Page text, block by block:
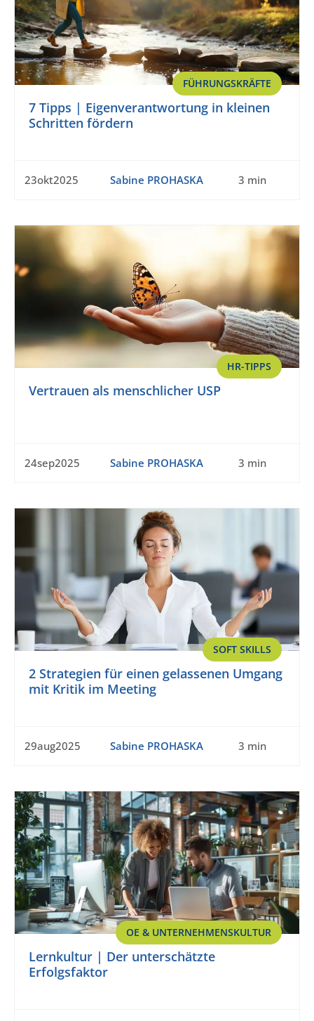
FÜHRUNGSKRÄFTE
7 Tipps | Eigenverantwortung in kleinen
Schritten fördern
23okt2025 Sabine PROHASKA 3 min
HR-TIPPS
Vertrauen als menschlicher USP
24sep2025 Sabine PROHASKA 3 min
SOFT SKILLS
2 Strategien für einen gelassenen Umgang
mit Kritik im Meeting
29aug2025 Sabine PROHASKA 3 min
OE & UNTERNEHMENSKULTUR
Lernkultur | Der unterschätzte
Erfolgsfaktor